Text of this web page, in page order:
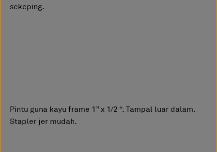
sekeping.
Pintu guna kayu frame 1” x 1/2 “. Tampal luar dalam.
Stapler jer mudah.